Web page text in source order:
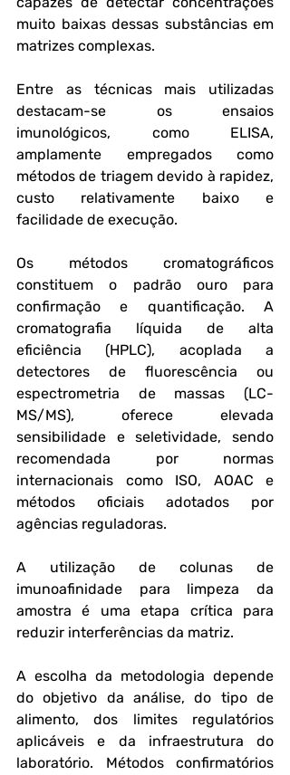
muito baixas dessas substâncias em
matrizes complexas.
Entre as técnicas mais utilizadas
destacam-se os ensaios
imunológicos, como ELISA,
amplamente empregados como
métodos de triagem devido à rapidez,
custo relativamente baixo e
facilidade de execução.
Os métodos cromatográficos
constituem o padrão ouro para
confirmação e quantificação. A
cromatografia líquida de alta
eficiência (HPLC), acoplada a
detectores de fluorescência ou
espectrometria de massas (LC-
MS/MS), oferece elevada
sensibilidade e seletividade, sendo
recomendada por normas
internacionais como ISO, AOAC e
métodos oficiais adotados por
agências reguladoras.
A utilização de colunas de
imunoafinidade para limpeza da
amostra é uma etapa crítica para
reduzir interferências da matriz.
A escolha da metodologia depende
do objetivo da análise, do tipo de
alimento, dos limites regulatórios
aplicáveis e da infraestrutura do
laboratório. Métodos confirmatórios